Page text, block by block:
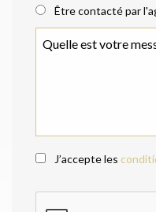
Être contacté par
J’accepte les